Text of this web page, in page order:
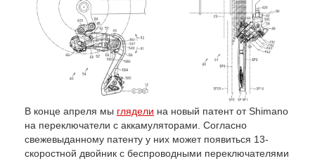
В конце апреля мы глядели на новый патент от Shimano
на переключатели с аккамуляторами. Согласно
свежевыданному патенту у них может появиться 13-
скоростной двойник с беспроводными переключателями